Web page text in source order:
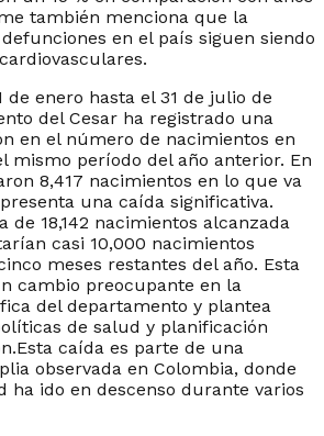
también menciona que la
en el país siguen siendo
de enero hasta el 31 de julio de
del Cesar ha registrado una
en el número de nacimientos en
mismo período del año anterior. En
8,417 nacimientos en lo que va
una caída significativa.
de 18,142 nacimientos alcanzada
casi 10,000 nacimientos
meses restantes del año. Esta
cambio preocupante en la
del departamento y plantea
de salud y planificación
caída es parte de una
observada en Colombia, donde
ha ido en descenso durante varios